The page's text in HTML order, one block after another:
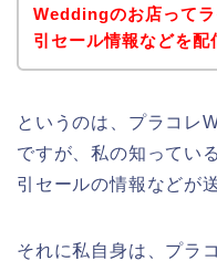
Weddingのお店って
引セール情報などを配
というのは、プラコレ
ですが、私の知ってい
引セールの情報などが
それに私自身は、プラ